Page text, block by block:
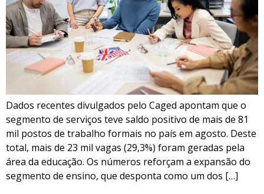
Dados recentes divulgados pelo Caged apontam que o
segmento de serviços teve saldo positivo de mais de 81
mil postos de trabalho formais no país em agosto. Deste
total, mais de 23 mil vagas (29,3%) foram geradas pela
área da educação. Os números reforçam a expansão do
segmento de ensino, que desponta como um dos […]